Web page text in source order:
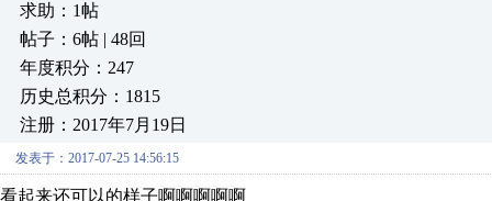
求助：1帖
帖子：6帖 | 48回
年度积分：247
历史总积分：1815
注册：2017年7月19日
发表于：2017-07-25 14:56:15
看起来还可以的样子啊啊啊啊啊